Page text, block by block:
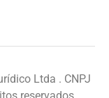
Ltda . CNPJ